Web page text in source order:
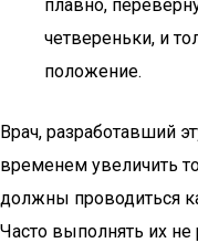
плавно,
четвереньки, и
положение.
Врач, разработавший
временем увеличить
должны проводиться
Часто выполнять их не